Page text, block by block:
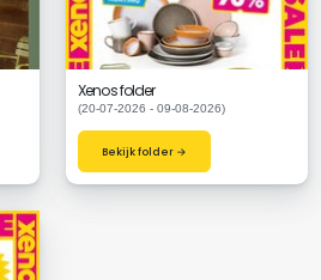
Xenos folder
(20-07-2026 - 09-08-2026)
Bekijk folder →